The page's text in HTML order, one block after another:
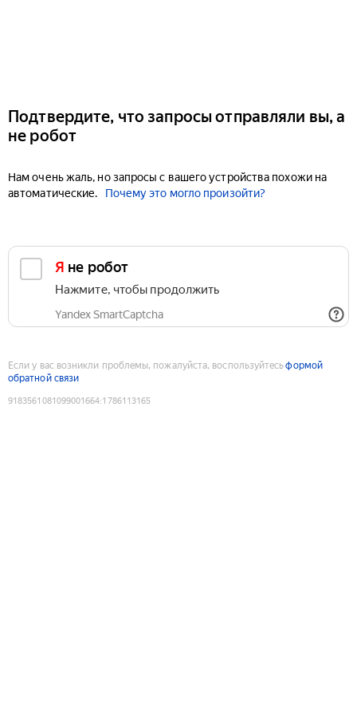
Подтвердите, что запросы отправляли вы, а
не робот
Нам очень жаль, но запросы с вашего устройства похожи на
автоматические.
Почему это могло произойти?
Я не робот
Нажмите, чтобы продолжить
Yandex SmartCaptcha
Если у вас возникли проблемы, пожалуйста, воспользуйтесьформой
обратной связи
9183561081099001664:1786113165